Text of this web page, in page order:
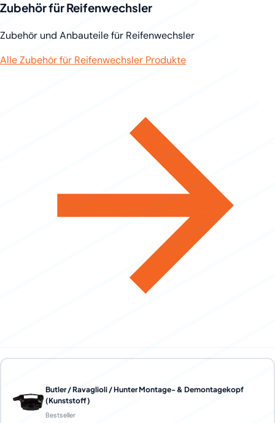
Zubehör für Reifenwechsler
Zubehör und Anbauteile für Reifenwechsler
Alle Zubehör für Reifenwechsler Produkte
Butler / Ravaglioli / Hunter Montage- & Demontagekopf
(Kunststoff)
Bestseller